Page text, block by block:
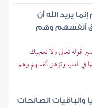
يريد الله أن
أنفسهم وهم
قوله تعالى ولا تعجبك
في الدنيا وتزهق أنفسهم وهم
والباقيات الصالحات